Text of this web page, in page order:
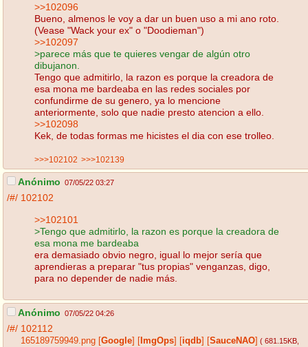
>>102096
Bueno, almenos le voy a dar un buen uso a mi ano roto.
(Vease "Wack your ex" o "Doodieman")
>>102097
>parece más que te quieres vengar de algún otro
dibujanon.
Tengo que admitirlo, la razon es porque la creadora de
esa mona me bardeaba en las redes sociales por
confundirme de su genero, ya lo mencione
anteriormente, solo que nadie presto atencion a ello.
>>102098
Kek, de todas formas me hicistes el dia con ese trolleo.
>>>102102 >>>102139
Anónimo 07/05/22 03:27
/#/ 102102
>>102101
>Tengo que admitirlo, la razon es porque la creadora de
esa mona me bardeaba
era demasiado obvio negro, igual lo mejor sería que
aprendieras a preparar "tus propias" venganzas, digo,
para no depender de nadie más.
Anónimo 07/05/22 04:26
/#/ 102112
165189759949.png Google ImgOps iqdb SauceNAO ( 681.15KB